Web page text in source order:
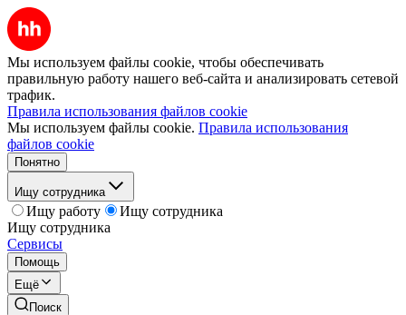
Мы используем файлы cookie, чтобы обеспечивать
правильную работу нашего веб-сайта и анализировать сетевой
трафик.
Правила использования файлов cookie
Мы используем файлы cookie. Правила использования
файлов cookie
Понятно
Ищу сотрудника
Ищу работу
Ищу сотрудника
Ищу сотрудника
Сервисы
Помощь
Ещё
Поиск